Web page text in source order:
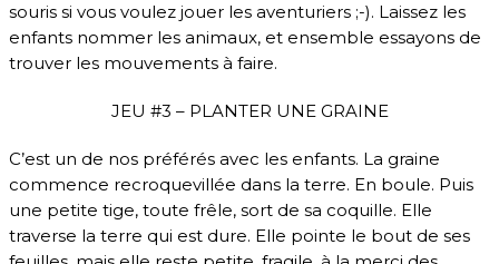
souris si vous voulez jouer les aventuriers ;-). Laissez les
enfants nommer les animaux, et ensemble essayons de
trouver les mouvements à faire.
JEU #3 – PLANTER UNE GRAINE
C’est un de nos préférés avec les enfants. La graine
commence recroquevillée dans la terre. En boule. Puis
une petite tige, toute frêle, sort de sa coquille. Elle
traverse la terre qui est dure. Elle pointe le bout de ses